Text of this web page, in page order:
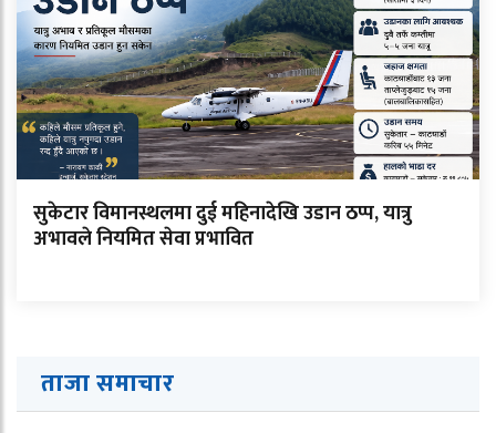
सुकेटार विमानस्थलमा दुई महिनादेखि उडान ठप्प, यात्रु
अभावले नियमित सेवा प्रभावित
ताजा समाचार